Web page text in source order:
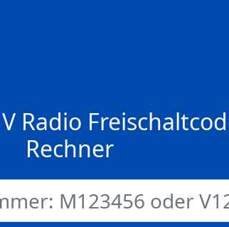
Radio
Rechner